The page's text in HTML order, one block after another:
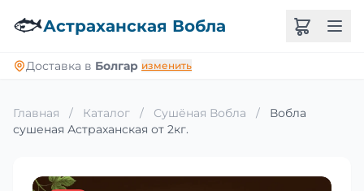
🐟Астраханская Вобла
Доставка в Болгар изменить
Главная / Каталог / Сушёная Вобла /
Вобла
сушеная Астраханская от 2кг.